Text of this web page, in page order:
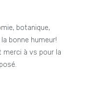
botanique,
bonne humeur!
merci à vs pour la